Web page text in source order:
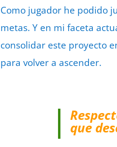
Como jugador he podido
metas. Y en mi faceta
consolidar este proyecto
para volver a ascender.
que